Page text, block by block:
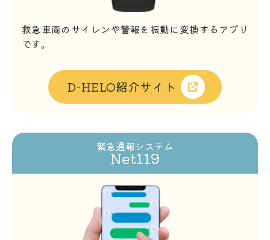
救急車両のサイレンや警報を振動に変換するアプリ
です。
D-HELO紹介サイト
緊急通報システム
Net119